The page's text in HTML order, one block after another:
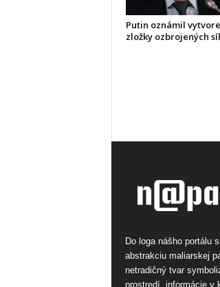
Putin oznámil
zložky ozbrojených síl
Do loga nášho portálu
abstrakciu maliarskej
netradičný tvar
prostredí, informácie v